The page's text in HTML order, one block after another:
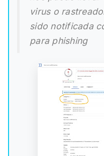
virus o
sido notificada
para phishing